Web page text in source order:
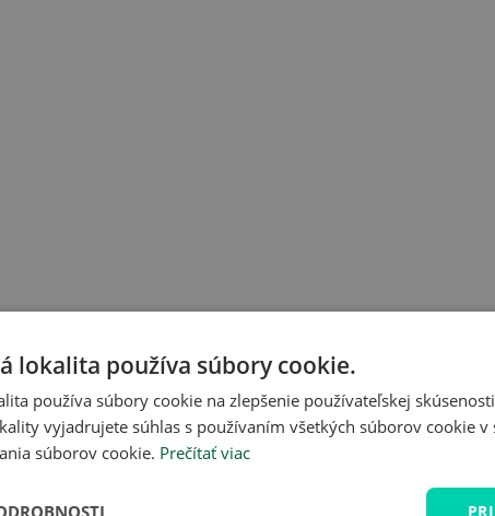
lokalita používa súbory cookie.
používa súbory cookie na zlepšenie používateľskej
vyjadrujete súhlas s používaním všetkých súborov cookie v
súborov cookie. Prečítať viac